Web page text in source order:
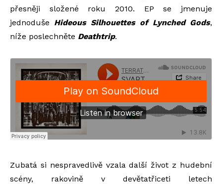
přesněji složené roku 2010. EP se jmenuje
jednoduše Hideous Silhouettes of Lynched Gods,
níže poslechněte Deathtrip.
Zubatá si nespravedlivě vzala další život z hudební
scény, rakovině v devětatřiceti letech